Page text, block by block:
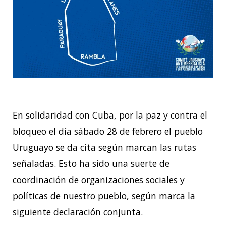
En solidaridad con Cuba, por la paz y contra el
bloqueo el día sábado 28 de febrero el pueblo
Uruguayo se da cita según marcan las rutas
señaladas. Esto ha sido una suerte de
coordinación de organizaciones sociales y
políticas de nuestro pueblo, según marca la
siguiente declaración conjunta.